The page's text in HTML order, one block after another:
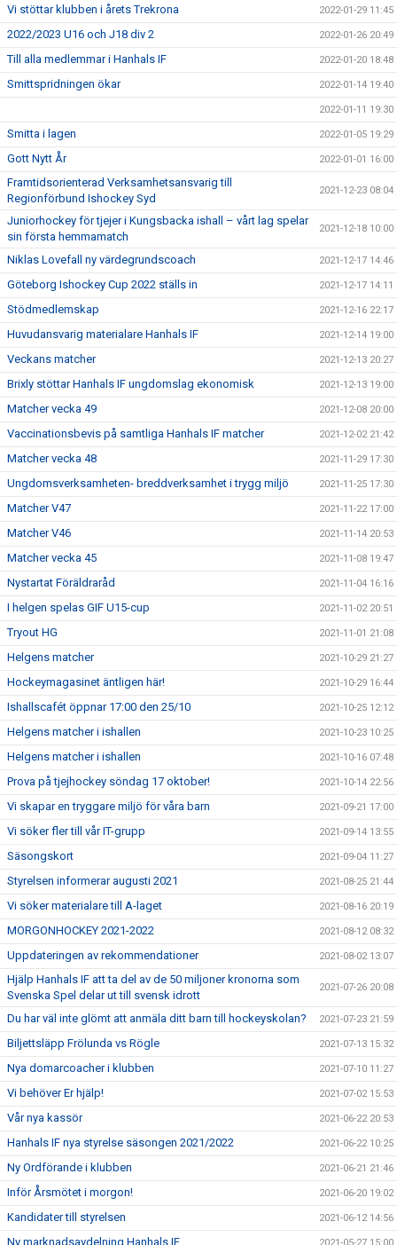
Vi stöttar klubben i årets Trekrona 2022-01-29 11:45
2022/2023 U16 och J18 div 2 2022-01-26 20:49
Till alla medlemmar i Hanhals IF 2022-01-20 18:48
Smittspridningen ökar 2022-01-14 19:40
2022-01-11 19:30
Smitta i lagen 2022-01-05 19:29
Gott Nytt År 2022-01-01 16:00
Framtidsorienterad Verksamhetsansvarig till
Regionförbund Ishockey Syd
2021-12-23 08:04
Juniorhockey för tjejer i Kungsbacka ishall – vårt lag spelar
sin första hemmamatch
2021-12-18 10:00
Niklas Lovefall ny värdegrundscoach 2021-12-17 14:46
Göteborg Ishockey Cup 2022 ställs in 2021-12-17 14:11
Stödmedlemskap 2021-12-16 22:17
Huvudansvarig materialare Hanhals IF 2021-12-14 19:00
Veckans matcher 2021-12-13 20:27
Brixly stöttar Hanhals IF ungdomslag ekonomisk 2021-12-13 19:00
Matcher vecka 49 2021-12-08 20:00
Vaccinationsbevis på samtliga Hanhals IF matcher 2021-12-02 21:42
Matcher vecka 48 2021-11-29 17:30
Ungdomsverksamheten- breddverksamhet i trygg miljö 2021-11-25 17:30
Matcher V47 2021-11-22 17:00
Matcher V46 2021-11-14 20:53
Matcher vecka 45 2021-11-08 19:47
Nystartat Föräldraråd 2021-11-04 16:16
I helgen spelas GIF U15-cup 2021-11-02 20:51
Tryout HG 2021-11-01 21:08
Helgens matcher 2021-10-29 21:27
Hockeymagasinet äntligen här! 2021-10-29 16:44
Ishallscafét öppnar 17:00 den 25/10 2021-10-25 12:12
Helgens matcher i ishallen 2021-10-23 10:25
Helgens matcher i ishallen 2021-10-16 07:48
Prova på tjejhockey söndag 17 oktober! 2021-10-14 22:56
Vi skapar en tryggare miljö för våra barn 2021-09-21 17:00
Vi söker fler till vår IT-grupp 2021-09-14 13:55
Säsongskort 2021-09-04 11:27
Styrelsen informerar augusti 2021 2021-08-25 21:44
Vi söker materialare till A-laget 2021-08-16 20:19
MORGONHOCKEY 2021-2022 2021-08-12 08:32
Uppdateringen av rekommendationer 2021-08-02 13:07
Hjälp Hanhals IF att ta del av de 50 miljoner kronorna som
Svenska Spel delar ut till svensk idrott
2021-07-26 20:08
Du har väl inte glömt att anmäla ditt barn till hockeyskolan? 2021-07-23 21:59
Biljettsläpp Frölunda vs Rögle 2021-07-13 15:32
Nya domarcoacher i klubben 2021-07-10 11:27
Vi behöver Er hjälp! 2021-07-02 15:53
Vår nya kassör 2021-06-22 20:53
Hanhals IF nya styrelse säsongen 2021/2022 2021-06-22 10:25
Ny Ordförande i klubben 2021-06-21 21:46
Inför Årsmötet i morgon! 2021-06-20 19:02
Kandidater till styrelsen 2021-06-12 14:56
Ny marknadsavdelning Hanhals IF